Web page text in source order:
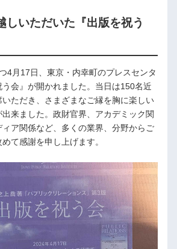
しいただいた『出版を祝う
4月17日、東京・内幸町のプレスセンタ
会』が開かれました。当日は150名近
いただき、さまざまなご縁を胸に楽しい
来ました。政財官界、アカデミック関
ア関係など、多くの業界、分野からご
て感謝を申し上げます。